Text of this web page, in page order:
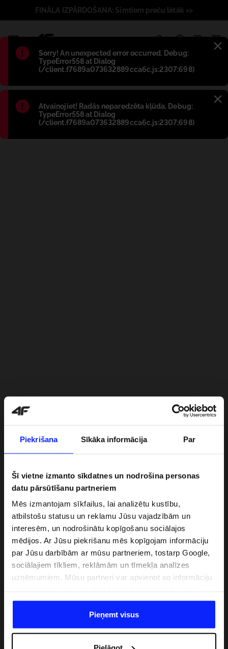
Piekrišana Sīkāka informācija Par
Šī vietne izmanto sīkdatnes un nodrošina personas
datu pārsūtīšanu partneriem
Mēs izmantojam sīkfailus, lai analizētu kustību,
atbilstošu statusu un reklamu Jūsu vajadzībām un
interesēm, un nodrošinātu kopīgošanu sociālajos
mēdijos. Ar Jūsu piekrišanu mēs kopīgojam informāciju
par Jūsu darbībām ar mūsu partneriem, tostarp Google,
sociālajiem tīkliem, reklāmām un tīmekļa analīzes
uzņēmumiem. Mūsu partneri var apvienot so informāciju
datiem, ko viņi iegūst, izmantojot viņu pakalpojumus. Ar
Jūsu atļauju, mēs varam pārsūtīt Jūsu personas datus
saviem partneriem, lai uzlabotu veidu, kadā tiek rādīta
Pieņemt visus
Błąd:
Sorry! An unexpected error occurred. Debug:
TypeError558 at Dialog
(/client.f7689a073632889cca6c.js:2307:698)
Błąd:
Atvainojiet! Radās neparedzēta kļūda. Debug:
TypeError558 at Dialog
(/client.f7689a073632889cca6c.js:2307:698)
FINĀLA IZPĀRDOŠANA: Simtiem preču lētāk >>